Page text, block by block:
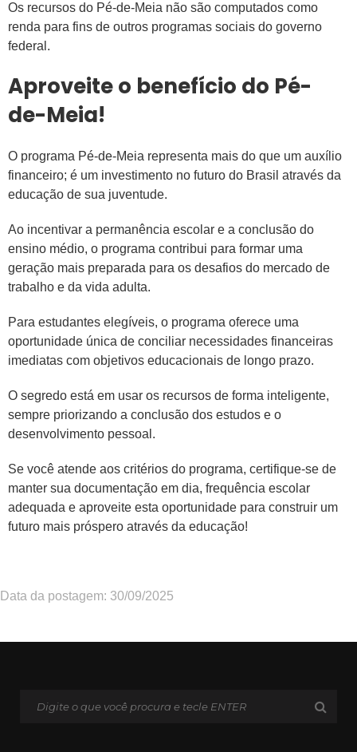
Os recursos do Pé-de-Meia não são computados como
renda para fins de outros programas sociais do governo
federal.
Aproveite o benefício do Pé-
de-Meia!
O programa Pé-de-Meia representa mais do que um auxílio
financeiro; é um investimento no futuro do Brasil através da
educação de sua juventude.
Ao incentivar a permanência escolar e a conclusão do
ensino médio, o programa contribui para formar uma
geração mais preparada para os desafios do mercado de
trabalho e da vida adulta.
Para estudantes elegíveis, o programa oferece uma
oportunidade única de conciliar necessidades financeiras
imediatas com objetivos educacionais de longo prazo.
O segredo está em usar os recursos de forma inteligente,
sempre priorizando a conclusão dos estudos e o
desenvolvimento pessoal.
Se você atende aos critérios do programa, certifique-se de
manter sua documentação em dia, frequência escolar
adequada e aproveite esta oportunidade para construir um
futuro mais próspero através da educação!
Data da postagem: 30/09/2025